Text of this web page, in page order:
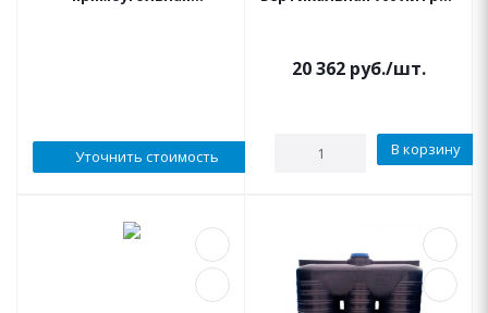
Уточнить стоимость
20 362 руб./шт.
В корзину